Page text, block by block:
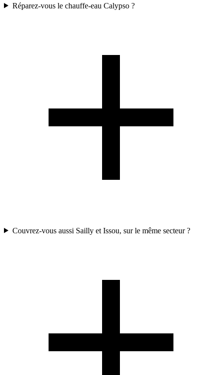
Réparez-vous le chauffe-eau Calypso ?
Couvrez-vous aussi Sailly et Issou, sur le même secteur ?